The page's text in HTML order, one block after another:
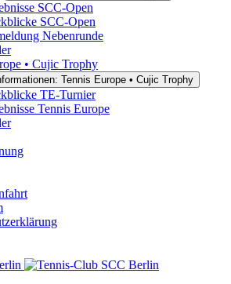
SCC-Open
SCC-Open
Nebenrunde
• Cujic Trophy
Tennis Europe • Cujic Trophy
TE-Turnier
Tennis Europe